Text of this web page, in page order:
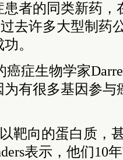
者的同类新药，
去许多大型制药
。
症生物学家
有很多基因参与
靶向的蛋白质，
表示，他们10